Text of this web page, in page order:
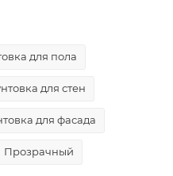
для пола
для стен
для фасада
Прозрачный